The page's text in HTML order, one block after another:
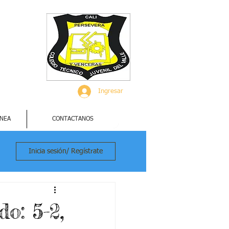
Ingresar
CONTACTANOS
Inicia sesión/ Regístrate
5-2,